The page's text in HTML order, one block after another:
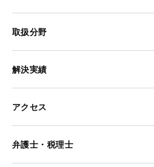
取扱分野
解決実績
アクセス
弁護士・税理士